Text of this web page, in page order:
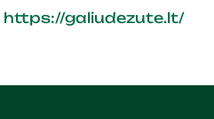
https://galiudezute.lt/